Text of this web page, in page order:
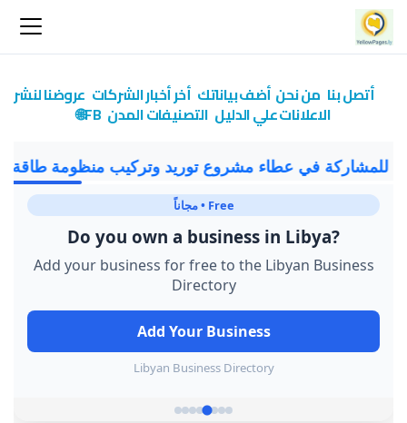
أتصل بنا من نحن أضف بياناتك أخر أخبار الشركات عروضنا لنشر
الاعلانات علي الدليل التصنيفاتالمدن FB🌐